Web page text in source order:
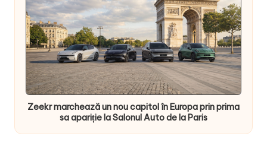
Zeekr marchează un nou capitol în Europa prin prima
sa apariție la Salonul Auto de la Paris